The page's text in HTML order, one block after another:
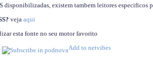
disponibilizadas, existem tambem leitores especificos
veja aqui
esta fonte no seu motor favorito